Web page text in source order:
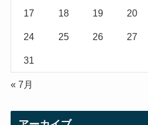
17 18 19 20
24 25 26 27
31
« 7月